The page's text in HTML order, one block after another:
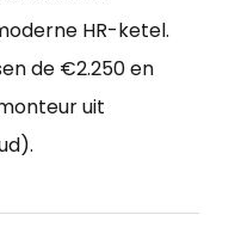
HR-ketel.
de €2.250 en
uit